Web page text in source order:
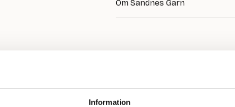
Information
Tynn Line
★★☆☆☆
Om Sandnes Garn
mjuka och slitstarka garner. Hos